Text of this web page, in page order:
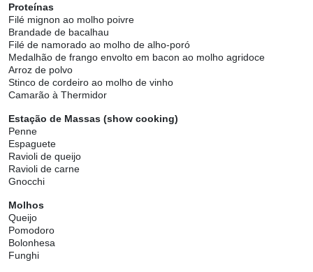
Proteínas
Filé mignon ao molho poivre
Brandade de bacalhau
Filé de namorado ao molho de alho-poró
Medalhão de frango envolto em bacon ao molho agridoce
Arroz de polvo
Stinco de cordeiro ao molho de vinho
Camarão à Thermidor
Estação de Massas (show cooking)
Penne
Espaguete
Ravioli de queijo
Ravioli de carne
Gnocchi
Molhos
Queijo
Pomodoro
Bolonhesa
Funghi